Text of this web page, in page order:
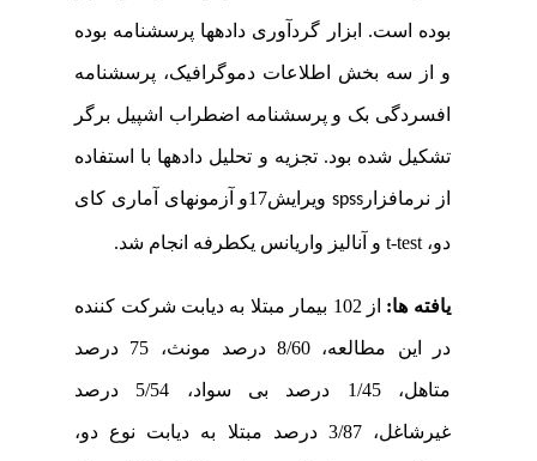
بوده است. ابزار گردآوری داده­ها پرسشنامه بوده
و از سه بخش اطلاعات دموگرافیک، پرسشنامه
افسردگی بک و پرسشنامه اضطراب اشپیل بر­گر
تشکیل شده بود. تجزیه و تحلیل داده­ها با استفاده
از نرم­افزار spss ویرایش17و آزمونهای آماری کای
دو،t-testو آنالیز واریانس یکطرفه انجام شد.
یافته ها: از 102 بیمار مبتلا به دیابت شرکت کننده
در این مطالعه، 8/60 درصد مونث، 75 درصد
متاهل، 1/45 درصد بی سواد، 5/54 درصد
غیرشاغل، 3/87 درصد مبتلا به دیابت نوع دو،